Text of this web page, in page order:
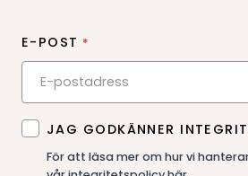
E-POST *
SAMTYCKE *
JAG GODKÄNNER
För att läsa mer om hur vi